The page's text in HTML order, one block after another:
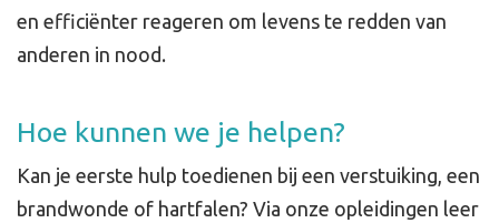
en efficiënter reageren om levens te redden van
anderen in nood.
Hoe kunnen we je helpen?
Kan je eerste hulp toedienen bij een verstuiking, een
brandwonde of hartfalen? Via onze opleidingen leer